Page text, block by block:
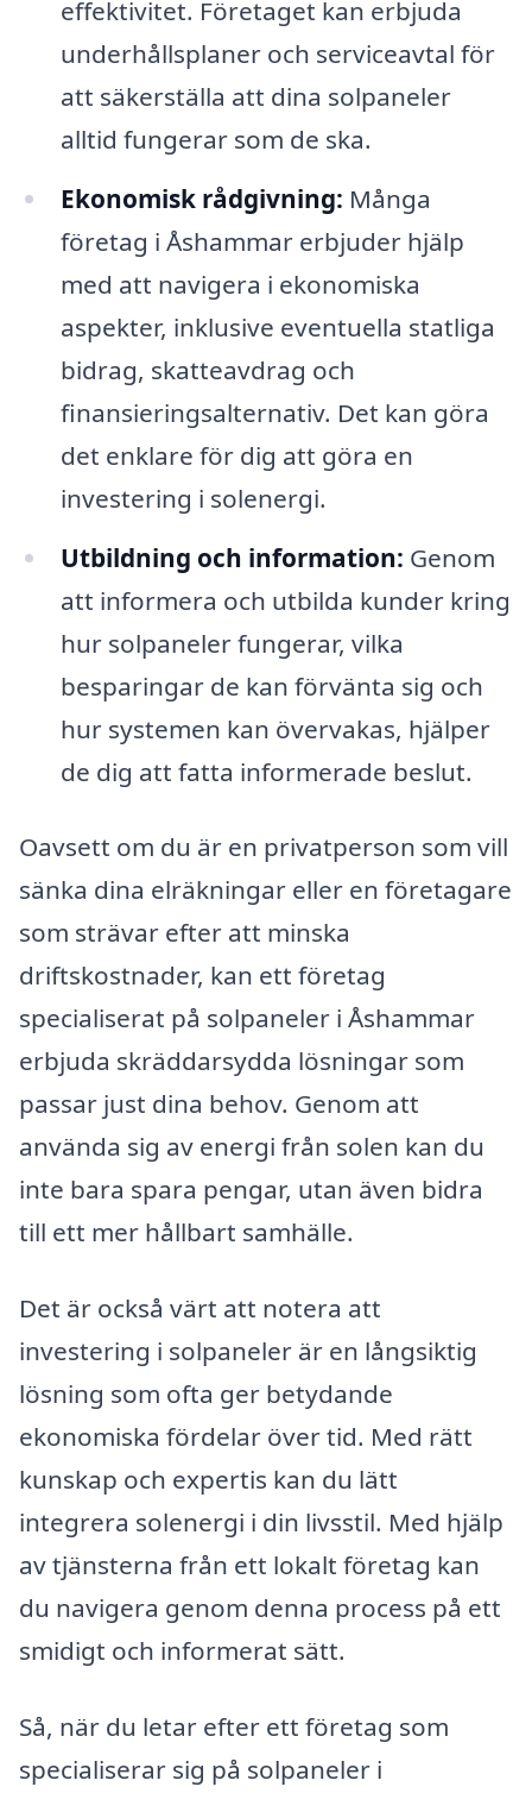
effektivitet. Företaget kan erbjuda
underhållsplaner och serviceavtal för
att säkerställa att dina solpaneler
alltid fungerar som de ska.
Ekonomisk rådgivning: Många
företag i Åshammar erbjuder hjälp
med att navigera i ekonomiska
aspekter, inklusive eventuella statliga
bidrag, skatteavdrag och
finansieringsalternativ. Det kan göra
det enklare för dig att göra en
investering i solenergi.
Utbildning och information: Genom
att informera och utbilda kunder kring
hur solpaneler fungerar, vilka
besparingar de kan förvänta sig och
hur systemen kan övervakas, hjälper
de dig att fatta informerade beslut.
Oavsett om du är en privatperson som vill
sänka dina elräkningar eller en företagare
som strävar efter att minska
driftskostnader, kan ett företag
specialiserat på solpaneler i Åshammar
erbjuda skräddarsydda lösningar som
passar just dina behov. Genom att
använda sig av energi från solen kan du
inte bara spara pengar, utan även bidra
till ett mer hållbart samhälle.
Det är också värt att notera att
investering i solpaneler är en långsiktig
lösning som ofta ger betydande
ekonomiska fördelar över tid. Med rätt
kunskap och expertis kan du lätt
integrera solenergi i din livsstil. Med hjälp
av tjänsterna från ett lokalt företag kan
du navigera genom denna process på ett
smidigt och informerat sätt.
Så, när du letar efter ett företag som
specialiserar sig på solpaneler i